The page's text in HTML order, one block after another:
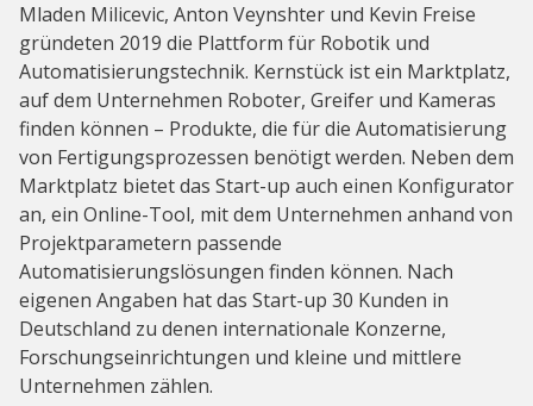
Mladen Milicevic, Anton Veynshter und Kevin Freise
gründeten 2019 die Plattform für Robotik und
Automatisierungstechnik. Kernstück ist ein Marktplatz,
auf dem Unternehmen Roboter, Greifer und Kameras
finden können – Produkte, die für die Automatisierung
von Fertigungsprozessen benötigt werden. Neben dem
Marktplatz bietet das Start-up auch einen Konfigurator
an, ein Online-Tool, mit dem Unternehmen anhand von
Projektparametern passende
Automatisierungslösungen finden können. Nach
eigenen Angaben hat das Start-up 30 Kunden in
Deutschland zu denen internationale Konzerne,
Forschungseinrichtungen und kleine und mittlere
Unternehmen zählen.